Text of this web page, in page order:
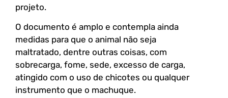
projeto.
O documento é amplo e contempla ainda
medidas para que o animal não seja
maltratado, dentre outras coisas, com
sobrecarga, fome, sede, excesso de carga,
atingido com o uso de chicotes ou qualquer
instrumento que o machuque.